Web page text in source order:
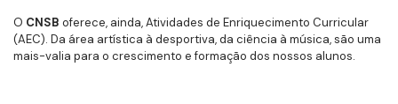
O CNSB oferece, ainda, Atividades de Enriquecimento Curricular
(AEC). Da área artística à desportiva, da ciência à música, são uma
mais-valia para o crescimento e formação dos nossos alunos.